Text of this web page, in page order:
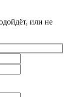
или не